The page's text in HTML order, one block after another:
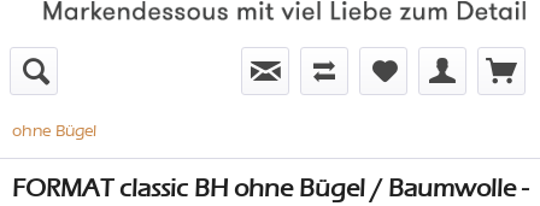
ohne Bügel
FORMAT classic BH ohne Bügel / Baumwolle -